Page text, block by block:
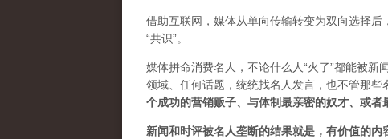
借助互联网，媒体从单向传输转变为双向选择
“共识”。
媒体拼命消费名人，不论什么人“火了”都能被
领域、任何话题，统统找名人发言，也不管那些
个成功的营销贩子、与体制最亲密的奴才、或者
新闻和时评被名人垄断的结果就是，有价值的